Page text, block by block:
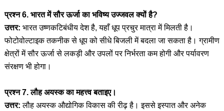
प्रश्न 6. भारत में सौर ऊर्जा का भविष्य उज्जवल क्यों है?
उत्तर: भारत उष्णकटिबंधीय देश है, यहाँ धूप प्रचुर मात्रा में मिलती है।
फोटोवोल्टाइक तकनीक से धूप को सीधे बिजली में बदला जा सकता है। ग्रामीण
क्षेत्रों में सौर ऊर्जा से लकड़ी और उपलों पर निर्भरता कम होगी और पर्यावरण
संरक्षण भी होगा।
प्रश्न 7. लौह अयस्क का महत्त्व बताइए।
उत्तर: लौह अयस्क औद्योगिक विकास की रीढ़ है। इससे इस्पात और अनेक